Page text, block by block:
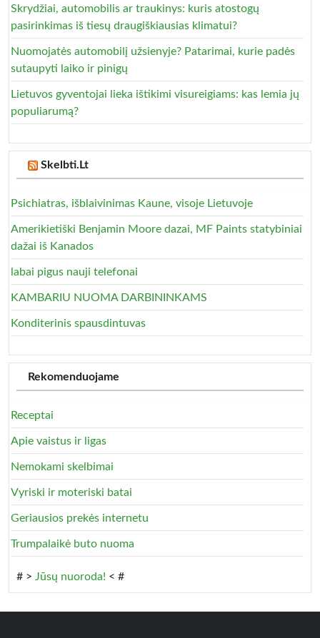
Skrydžiai, automobilis ar traukinys: kuris atostogų
pasirinkimas iš tiesų draugiškiausias klimatui?
Nuomojatės automobilį užsienyje? Patarimai, kurie padės
sutaupyti laiko ir pinigų
Lietuvos gyventojai lieka ištikimi visureigiams: kas lemia jų
populiarumą?
Skelbti.Lt
Psichiatras, išblaivinimas Kaune, visoje Lietuvoje
Amerikietiški Benjamin Moore dazai, MF Paints statybiniai
dažai iš Kanados
labai pigus nauji telefonai
KAMBARIU NUOMA DARBININKAMS
Konditerinis spausdintuvas
Rekomenduojame
Receptai
Apie vaistus ir ligas
Nemokami skelbimai
Vyriski ir moteriski batai
Geriausios prekės internetu
Trumpalaikė buto nuoma
# > Jūsų nuoroda! < #